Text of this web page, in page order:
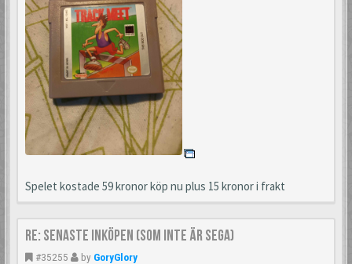
Spelet kostade 59 kronor köp nu plus 15 kronor i frakt
Re: Senaste inköpen (som inte är Sega)
#35255 by GoryGlory